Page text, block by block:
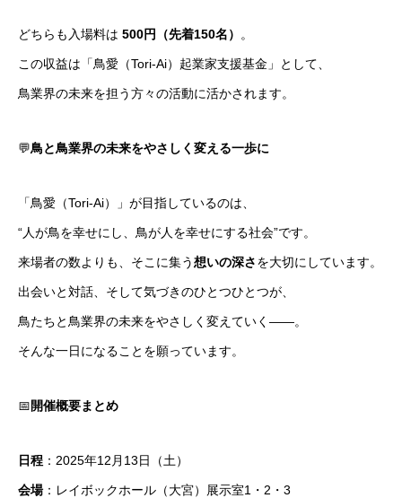
どちらも入場料は 500円（先着150名） 。
この収益は「鳥愛（Tori-Ai）起業家支援基金」として、
鳥業界の未来を担う方々の活動に活かされます。
💬鳥と鳥業界の未来をやさしく変える一歩に
「鳥愛（Tori-Ai）」が目指しているのは、
“人が鳥を幸せにし、鳥が人を幸せにする社会”です。
来場者の数よりも、そこに集う想いの深さを大切にしています。
出会いと対話、そして気づきのひとつひとつが、
鳥たちと鳥業界の未来をやさしく変えていく――。
そんな一日になることを願っています。
📅開催概要まとめ
日程 ：2025年12月13日（土）
会場：レイボックホール（大宮）展示室1・2・3